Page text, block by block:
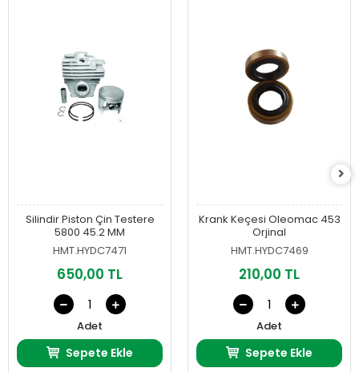
Silindir Piston Çin Testere
5800 45.2 MM
HMT.HYDC7471
650,00 TL
Adet
Sepete Ekle
Krank Keçesi Oleomac 453
Orjinal
HMT.HYDC7469
210,00 TL
Adet
Sepete Ekle